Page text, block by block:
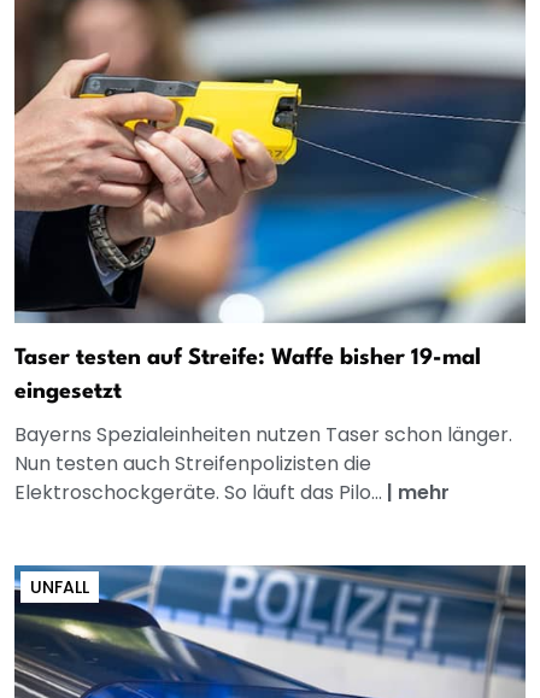
Taser testen auf Streife: Waffe bisher 19-mal
eingesetzt
Bayerns Spezialeinheiten nutzen Taser schon länger.
Nun testen auch Streifenpolizisten die
Elektroschockgeräte. So läuft das Pilo... | mehr
UNFALL